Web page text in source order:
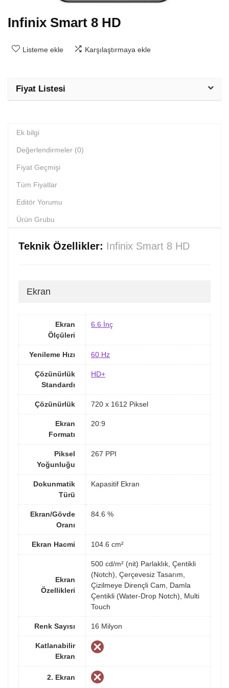
Infinix Smart 8 HD
Listeme ekle Karşılaştırmaya ekle
Fiyat Listesi
Ek bilgi
Değerlendirmeler (0)
Fiyat Geçmişi
Tüm Fiyatlar
Editör Yorumu
Ürün Grubu
Teknik Özellikler: Infinix Smart 8 HD
Ekran
Ekran
Ölçüleri
6.6 İnç
Yenileme Hızı 60 Hz
Çözünürlük
Standardı
HD+
Çözünürlük 720 x 1612 Piksel
Ekran
Formatı
20:9
Piksel
Yoğunluğu
267 PPI
Dokunmatik
Türü
Kapasitif Ekran
Ekran/Gövde
Oranı
84.6 %
Ekran Hacmi 104.6 cm²
Ekran
Özellikleri
500 cd/m² (nit) Parlaklık, Çentikli
(Notch), Çerçevesiz Tasarım,
Çizilmeye Dirençli Cam, Damla
Çentikli (Water-Drop Notch), Multi
Touch
Renk Sayısı 16 Milyon
Katlanabilir
Ekran
2. Ekran